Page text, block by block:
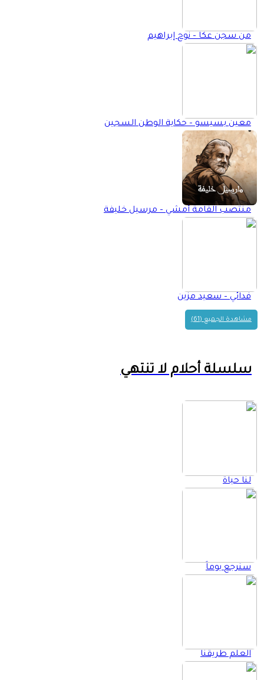
من سجن عكا – نوح إبراهيم
معين بسيسو – حكاية الوطن السجين
منتصب القامة أمشي – مرسيل خليفة
فدائي – سعيد مزين
مشاهدة الجميع (61)
سلسلة أحلام لا تنتهي
لنا حياة
سنرجع يوماً
العلم طريقنا